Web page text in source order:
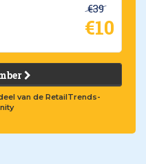
€39
€10
van de RetailTrends-